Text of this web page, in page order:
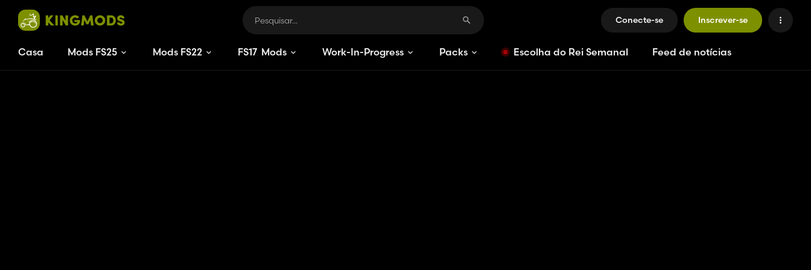
Conecte-se Inscrever-se
Casa Mods FS25 Mods FS22 FS17 Mods Work-In-Progress Packs Escolha do Rei Semanal Feed de notícias